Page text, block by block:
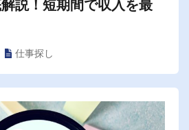
説！短期間で収入を最
仕事探し